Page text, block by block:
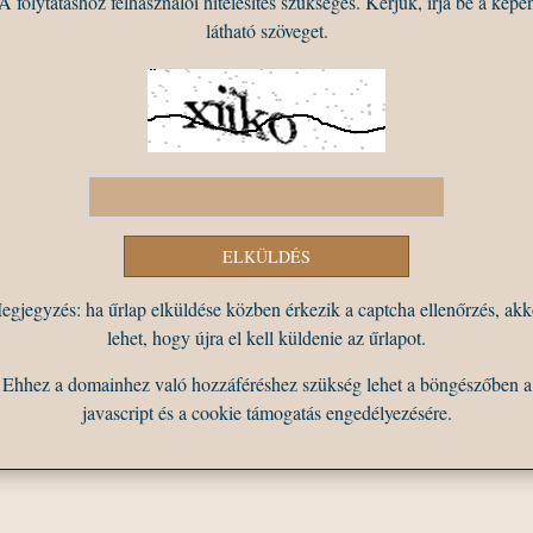
látható szöveget.
ha űrlap elküldése közben érkezik a captcha ellenőrzés,
lehet, hogy újra el kell küldenie az űrlapot.
Ehhez a domainhez való hozzáféréshez szükség lehet a böngészőben a
javascript és a cookie támogatás engedélyezésére.